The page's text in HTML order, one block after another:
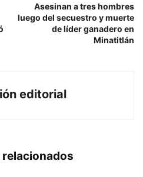
Asesinan a tres hombres
luego del secuestro y muerte
de líder ganadero en
Minatitlán
editorial